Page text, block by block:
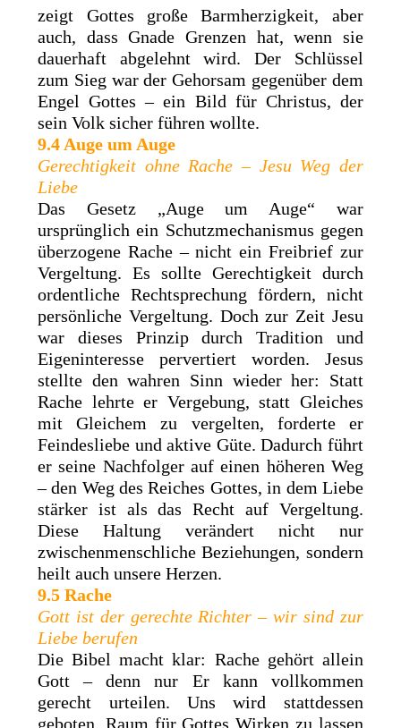
zeigt Gottes große Barmherzigkeit, aber
auch, dass Gnade Grenzen hat, wenn sie
dauerhaft abgelehnt wird. Der Schlüssel
zum Sieg war der Gehorsam gegenüber dem
Engel Gottes – ein Bild für Christus, der
sein Volk sicher führen wollte.
9.4 Auge um Auge
Gerechtigkeit ohne Rache – Jesu Weg der
Liebe
Das Gesetz „Auge um Auge“ war
ursprünglich ein Schutzmechanismus gegen
überzogene Rache – nicht ein Freibrief zur
Vergeltung. Es sollte Gerechtigkeit durch
ordentliche Rechtsprechung fördern, nicht
persönliche Vergeltung. Doch zur Zeit Jesu
war dieses Prinzip durch Tradition und
Eigeninteresse pervertiert worden. Jesus
stellte den wahren Sinn wieder her: Statt
Rache lehrte er Vergebung, statt Gleiches
mit Gleichem zu vergelten, forderte er
Feindesliebe und aktive Güte. Dadurch führt
er seine Nachfolger auf einen höheren Weg
– den Weg des Reiches Gottes, in dem Liebe
stärker ist als das Recht auf Vergeltung.
Diese Haltung verändert nicht nur
zwischenmenschliche Beziehungen, sondern
heilt auch unsere Herzen.
9.5 Rache
Gott ist der gerechte Richter – wir sind zur
Liebe berufen
Die Bibel macht klar: Rache gehört allein
Gott – denn nur Er kann vollkommen
gerecht urteilen. Uns wird stattdessen
geboten, Raum für Gottes Wirken zu lassen